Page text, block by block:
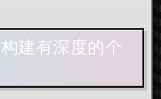
建有深度的个